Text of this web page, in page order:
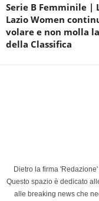
Serie B Femminile |
Lazio Women
volare e non molla
della Classifica
Dietro la firma
Questo spazio è dedicato
alle breaking news che